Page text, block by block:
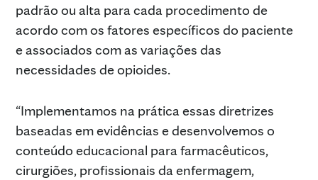
padrão ou alta para cada procedimento de
acordo com os fatores específicos do paciente
e associados com as variações das
necessidades de opioides.
“Implementamos na prática essas diretrizes
baseadas em evidências e desenvolvemos o
conteúdo educacional para farmacêuticos,
cirurgiões, profissionais da enfermagem,